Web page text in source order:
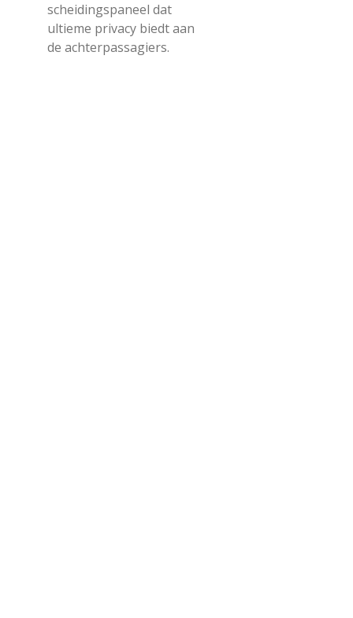
scheidingspaneel dat
ultieme privacy biedt aan
de achterpassagiers.